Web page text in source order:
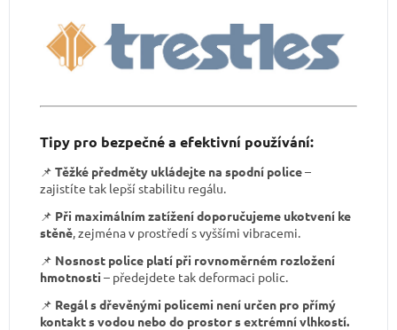
Tipy pro bezpečné a efektivní používání:
📌 Těžké předměty ukládejte na spodní police–
zajistíte tak lepší stabilitu regálu.
📌 Při maximálním zatížení doporučujeme ukotvení ke
stěně, zejména v prostředí s vyššími vibracemi.
📌 Nosnost police platí při rovnoměrném rozložení
hmotnosti – předejdete tak deformaci polic.
📌 Regál s dřevěnými policemi není určen pro přímý
kontakt s vodou nebo do prostor s extrémní vlhkostí.